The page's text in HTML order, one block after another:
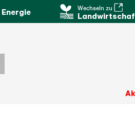
Energie Wechseln zu